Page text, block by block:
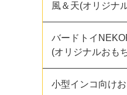
風＆天(オリジナ
バードトイ
(オリジナルおも
小型インコ向け